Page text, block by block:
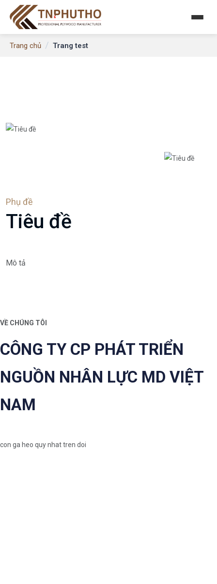
Trang chủ / Trang test
Phụ đề
Tiêu đề
Mô tả
VỀ CHÚNG TÔI
CÔNG TY CP PHÁT TRIỂN
NGUỒN NHÂN LỰC MD VIỆT
NAM
con ga heo quy nhat tren doi